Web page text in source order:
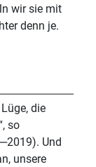
wir sie mit
denn je.
die
so
Und
unsere